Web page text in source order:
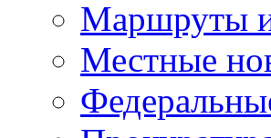
Маршруты и
Местные